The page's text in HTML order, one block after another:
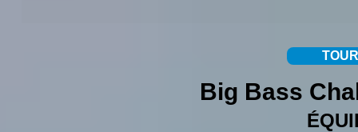
Big Bass